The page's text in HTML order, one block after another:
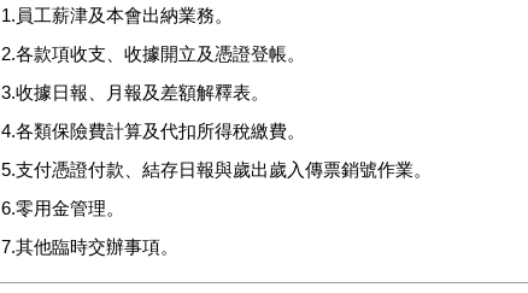
1.員工薪津及本會出納業務。
2.各款項收支、收據開立及憑證登帳。
3.收據日報、月報及差額解釋表。
4.各類保險費計算及代扣所得稅繳費。
5.支付憑證付款、結存日報與歲出歲入傳票銷號作業。
6.零用金管理。
7.其他臨時交辦事項。